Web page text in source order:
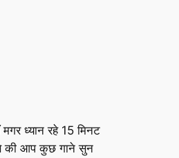
ध्यान रहे 15 मिनट
की आप कुछ गाने सुन